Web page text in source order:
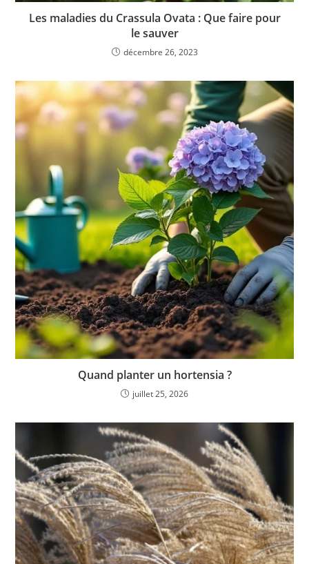
Les maladies du Crassula Ovata : Que faire pour
le sauver
décembre 26, 2023
Quand planter un hortensia ?
juillet 25, 2026